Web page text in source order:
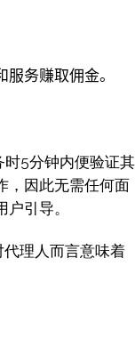
务赚取佣金。
5分钟内便验证其
，因此无需任何面
引导。
理人而言意味着